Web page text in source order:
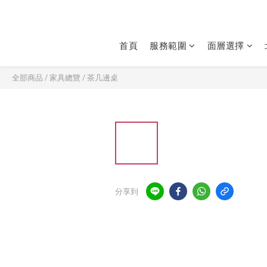
首頁 服務範圍 面層選擇
全部商品 /家具總覽 /茶几邊桌
分享到